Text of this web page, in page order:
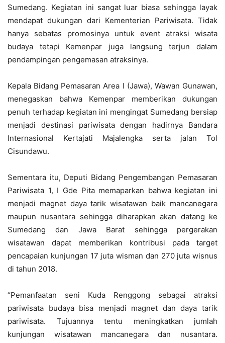
Sumedang. Kegiatan ini sangat luar biasa sehingga layak
mendapat dukungan dari Kementerian Pariwisata. Tidak
hanya sebatas promosinya untuk event atraksi wisata
budaya tetapi Kemenpar juga langsung terjun dalam
pendampingan pengemasan atraksinya.
Kepala Bidang Pemasaran Area I (Jawa), Wawan Gunawan,
menegaskan bahwa Kemenpar memberikan dukungan
penuh terhadap kegiatan ini mengingat Sumedang bersiap
menjadi destinasi pariwisata dengan hadirnya Bandara
Internasional Kertajati Majalengka serta jalan Tol
Cisundawu.
Sementara itu, Deputi Bidang Pengembangan Pemasaran
Pariwisata 1, I Gde Pita memaparkan bahwa kegiatan ini
menjadi magnet daya tarik wisatawan baik mancanegara
maupun nusantara sehingga diharapkan akan datang ke
Sumedang dan Jawa Barat sehingga pergerakan
wisatawan dapat memberikan kontribusi pada target
pencapaian kunjungan 17 juta wisman dan 270 juta wisnus
di tahun 2018.
“Pemanfaatan seni Kuda Renggong sebagai atraksi
pariwisata budaya bisa menjadi magnet dan daya tarik
pariwisata. Tujuannya tentu meningkatkan jumlah
kunjungan wisatawan mancanegara dan nusantara.